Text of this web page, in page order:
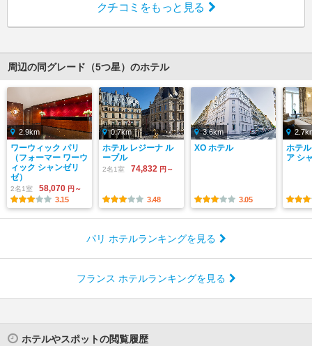
クチコミをもっと見る
周辺の同グレード（5つ星）のホテル
2.9km
ワーウィック パリ
（フォーマー ワーウ
ィック シャンゼリ
ゼ）
2名1室 58,070 円～
3.15
0.7km
ホテル レジーナ ル
ーブル
2名1室 74,832 円～
3.48
3.6km
XO ホテル
3.05
ホテ
ア シ
パリ ホテルランキングを見る
フランス ホテルランキングを見る
ホテルやスポットの閲覧履歴